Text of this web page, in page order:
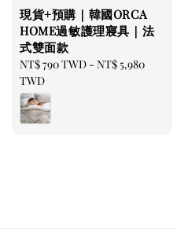
現貨+預購｜韓國ORCA
HOME過敏護理寢具｜法
式雙面款
Regular
price
NT$ 790 TWD - NT$ 5,980
TWD